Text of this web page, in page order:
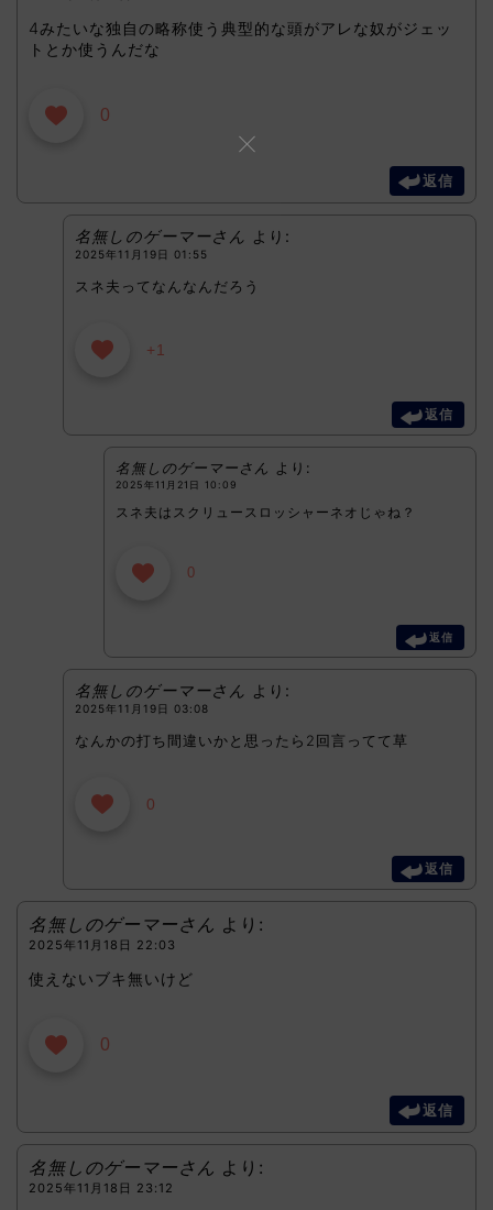
4みたいな独自の略称使う典型的な頭がアレな奴がジェッ
トとか使うんだな
0
返信
名無しのゲーマーさん より:
2025年11月19日 01:55
スネ夫ってなんなんだろう
+1
返信
名無しのゲーマーさん より:
2025年11月21日 10:09
スネ夫はスクリュースロッシャーネオじゃね？
0
返信
名無しのゲーマーさん より:
2025年11月19日 03:08
なんかの打ち間違いかと思ったら2回言ってて草
0
返信
名無しのゲーマーさん より:
2025年11月18日 22:03
使えないブキ無いけど
0
返信
名無しのゲーマーさん より:
2025年11月18日 23:12